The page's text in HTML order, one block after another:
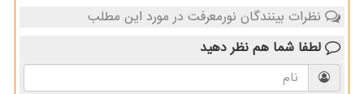
نظرات بینندگان نورمعرفت در مورد این مطلب
لطفا شما هم نظر دهید